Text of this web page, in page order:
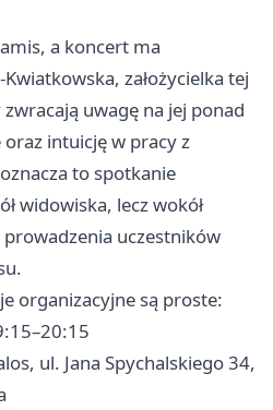
a koncert ma
założycielka tej
uwagę na jej ponad
intuicję w pracy z
to spotkanie
widowiska, lecz wokół
uczestników
organizacyjne są proste:
ul. Jana Spychalskiego 34,